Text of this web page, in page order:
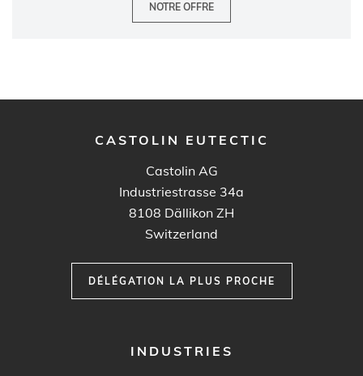
NOTRE OFFRE
CASTOLIN EUTECTIC
Castolin AG
Industriestrasse 34a
8108 Dällikon ZH
Switzerland
DÉLÉGATION LA PLUS PROCHE
INDUSTRIES